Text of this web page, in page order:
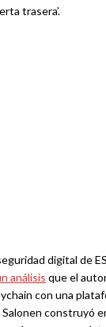
trasera’.
digital de
análisis que el
con una
construyó